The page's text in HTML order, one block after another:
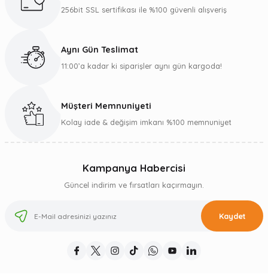
256bit SSL sertifikası ile %100 güvenli alışveriş
Aynı Gün Teslimat
11:00’a kadar ki siparişler aynı gün kargoda!
Müşteri Memnuniyeti
Kolay iade & değişim imkanı %100 memnuniyet
Kampanya Habercisi
Güncel indirim ve fırsatları kaçırmayın.
Kaydet